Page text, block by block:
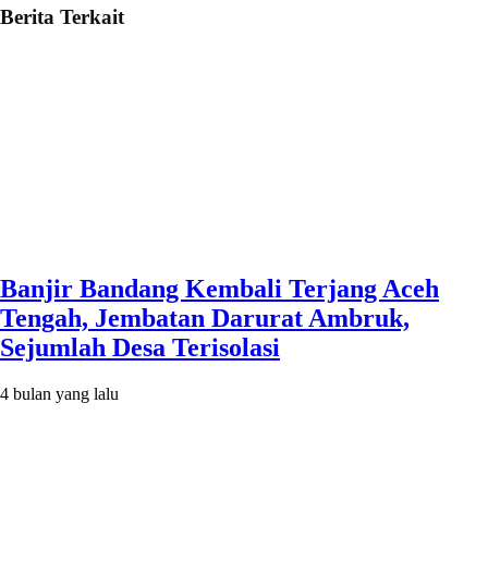
Berita Terkait
Banjir Bandang Kembali Terjang Aceh
Tengah, Jembatan Darurat Ambruk,
Sejumlah Desa Terisolasi
4 bulan yang lalu